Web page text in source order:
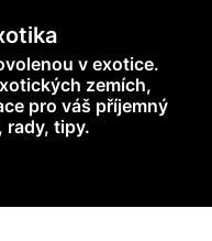
v exotice.
zemích,
pro váš příjemný
rady, tipy.